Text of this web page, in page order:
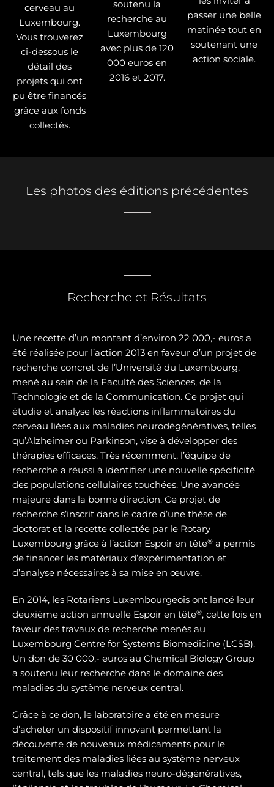
cerveau au
Luxembourg.
Vous trouverez
ci-dessous le
détail des
projets qui ont
pu être financés
grâce aux fonds
collectés.
soutenu la
recherche au
Luxembourg
avec plus de 120
000 euros en
2016 et 2017.
passer une belle
matinée tout en
soutenant une
action sociale.
Les photos des éditions précédentes
Recherche et Résultats
Une recette d’un montant d’environ 22 000,- euros a
été réalisée pour l’action 2013 en faveur d’un projet de
recherche concret de l’Université du Luxembourg,
mené au sein de la Faculté des Sciences, de la
Technologie et de la Communication. Ce projet qui
étudie et analyse les réactions inflammatoires du
cerveau liées aux maladies neurodégénératives, telles
qu’Alzheimer ou Parkinson, vise à développer des
thérapies efficaces. Très récemment, l’équipe de
recherche a réussi à identifier une nouvelle spécificité
des populations cellulaires touchées. Une avancée
majeure dans la bonne direction. Ce projet de
recherche s’inscrit dans le cadre d’une thèse de
doctorat et la recette collectée par le Rotary
Luxembourg grâce à l’action Espoir en tête® a permis
de financer les matériaux d’expérimentation et
d’analyse nécessaires à sa mise en œuvre.
En 2014, les Rotariens Luxembourgeois ont lancé leur
deuxième action annuelle Espoir en tête®, cette fois en
faveur des travaux de recherche menés au
Luxembourg Centre for Systems Biomedicine (LCSB).
Un don de 30 000,- euros au Chemical Biology Group
a soutenu leur recherche dans le domaine des
maladies du système nerveux central.
Grâce à ce don, le laboratoire a été en mesure
d’acheter un dispositif innovant permettant la
découverte de nouveaux médicaments pour le
traitement des maladies liées au système nerveux
central, tels que les maladies neuro-dégénératives,